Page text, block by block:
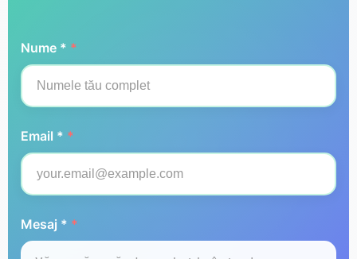
Nume * *
Email * *
Mesaj * *